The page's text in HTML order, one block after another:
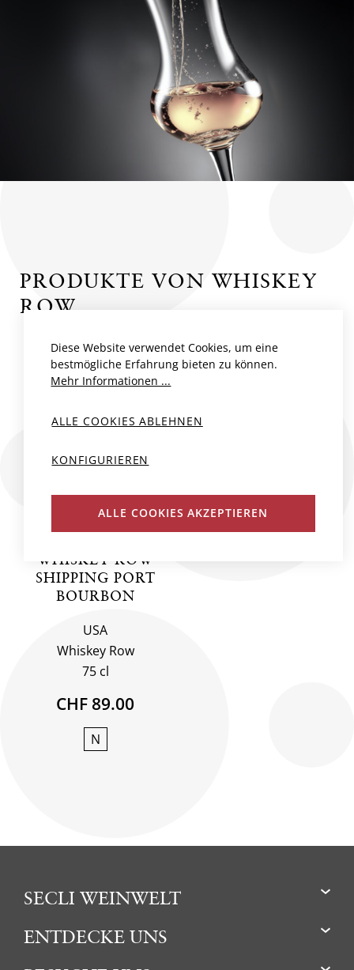
PRODUKTE VON WHISKEY
ROW
NEU
WHISKEY ROW
SHIPPING PORT
BOURBON
USA
Whiskey Row
75 cl
CHF 89.00
N
SECLI WEINWELT
ENTDECKE UNS
Diese Website verwendet Cookies, um eine
bestmögliche Erfahrung bieten zu können.
Mehr Informationen ...
ALLE COOKIES ABLEHNEN
KONFIGURIEREN
ALLE COOKIES AKZEPTIEREN